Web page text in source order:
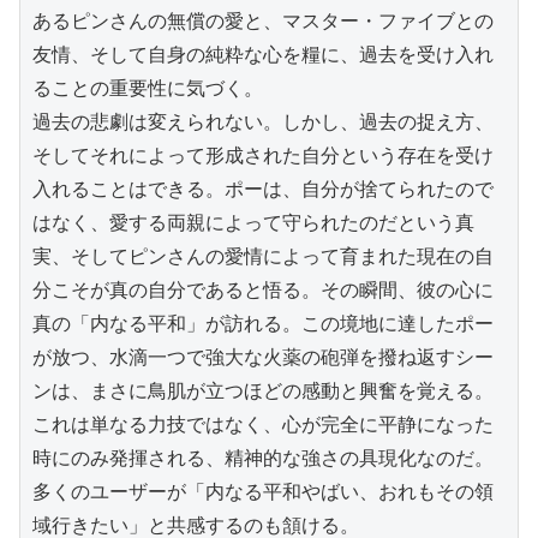
あるピンさんの無償の愛と、マスター・ファイブとの
友情、そして自身の純粋な心を糧に、過去を受け入れ
ることの重要性に気づく。
過去の悲劇は変えられない。しかし、過去の捉え方、
そしてそれによって形成された自分という存在を受け
入れることはできる。ポーは、自分が捨てられたので
はなく、愛する両親によって守られたのだという真
実、そしてピンさんの愛情によって育まれた現在の自
分こそが真の自分であると悟る。その瞬間、彼の心に
真の「内なる平和」が訪れる。この境地に達したポー
が放つ、水滴一つで強大な火薬の砲弾を撥ね返すシー
ンは、まさに鳥肌が立つほどの感動と興奮を覚える。
これは単なる力技ではなく、心が完全に平静になった
時にのみ発揮される、精神的な強さの具現化なのだ。
多くのユーザーが「内なる平和やばい、おれもその領
域行きたい」と共感するのも頷ける。